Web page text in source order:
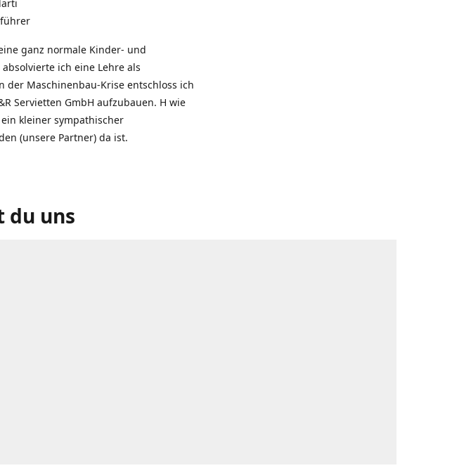
ganz normale Kinder- und
ich eine Lehre als
der Maschinenbau-Krise entschloss ich
Servietten GmbH aufzubauen. H wie
kleiner sympathischer
(unsere Partner) da ist.
du uns